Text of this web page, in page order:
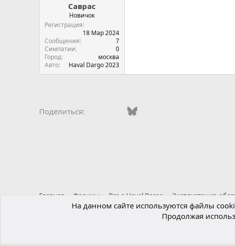
Саврас
Новичок
Регистрация
18 Мар 2024
Сообщения
7
Симпатии
0
Город
москва
Авто
Haval Dargo 2023
Поделиться: Vkontakte
FacebookBluesky
Главная Форумы Все о Haval Dargo Эксплуатация,
На данном сайте используются файлы
Продолжая